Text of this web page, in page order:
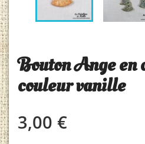
Bouton Ange en
couleur vanille
3,00 €